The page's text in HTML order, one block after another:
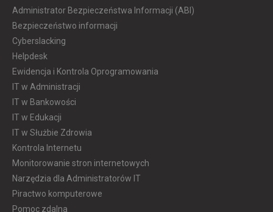
Administrator Bezpieczeństwa Informacji (ABI)
Bezpieczeństwo informacji
Cyberslacking
Helpdesk
Ewidencja i Kontrola Oprogramowania
IT w Administracji
IT w Bankowości
IT w Edukacji
IT w Służbie Zdrowia
Kontrola Internetu
Monitorowanie stron internetowych
Narzędzia dla Administratorów IT
Piractwo komputerowe
Pomoc zdalna